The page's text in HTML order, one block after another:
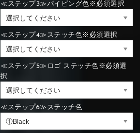
≪ステップ3≫パイピング色※必須選択
≪ステップ4≫ステッチ色※必須選択
≪ステップ5≫ロゴ ステッチ色※必須選
択
≪ステップ6≫ステッチ色